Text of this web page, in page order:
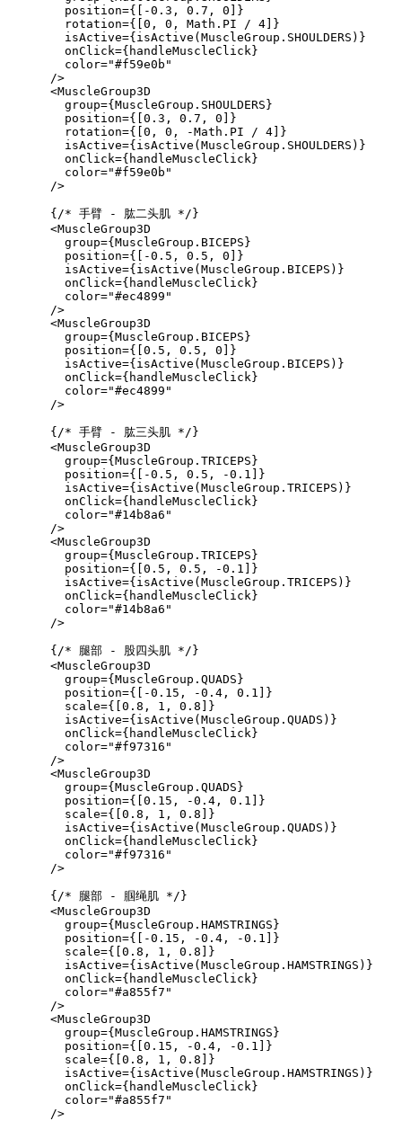
        position={[-0.3, 0.7, 0]}
        rotation={[0, 0, Math.PI / 4]}
        isActive={isActive(MuscleGroup.SHOULDERS)}
        onClick={handleMuscleClick}
        color="#f59e0b"
      />
      <MuscleGroup3D
        group={MuscleGroup.SHOULDERS}
        position={[0.3, 0.7, 0]}
        rotation={[0, 0, -Math.PI / 4]}
        isActive={isActive(MuscleGroup.SHOULDERS)}
        onClick={handleMuscleClick}
        color="#f59e0b"
      />
      {/* 手臂 - 肱二头肌 */}
      <MuscleGroup3D
        group={MuscleGroup.BICEPS}
        position={[-0.5, 0.5, 0]}
        isActive={isActive(MuscleGroup.BICEPS)}
        onClick={handleMuscleClick}
        color="#ec4899"
      />
      <MuscleGroup3D
        group={MuscleGroup.BICEPS}
        position={[0.5, 0.5, 0]}
        isActive={isActive(MuscleGroup.BICEPS)}
        onClick={handleMuscleClick}
        color="#ec4899"
      />
      {/* 手臂 - 肱三头肌 */}
      <MuscleGroup3D
        group={MuscleGroup.TRICEPS}
        position={[-0.5, 0.5, -0.1]}
        isActive={isActive(MuscleGroup.TRICEPS)}
        onClick={handleMuscleClick}
        color="#14b8a6"
      />
      <MuscleGroup3D
        group={MuscleGroup.TRICEPS}
        position={[0.5, 0.5, -0.1]}
        isActive={isActive(MuscleGroup.TRICEPS)}
        onClick={handleMuscleClick}
        color="#14b8a6"
      />
      {/* 腿部 - 股四头肌 */}
      <MuscleGroup3D
        group={MuscleGroup.QUADS}
        position={[-0.15, -0.4, 0.1]}
        scale={[0.8, 1, 0.8]}
        isActive={isActive(MuscleGroup.QUADS)}
        onClick={handleMuscleClick}
        color="#f97316"
      />
      <MuscleGroup3D
        group={MuscleGroup.QUADS}
        position={[0.15, -0.4, 0.1]}
        scale={[0.8, 1, 0.8]}
        isActive={isActive(MuscleGroup.QUADS)}
        onClick={handleMuscleClick}
        color="#f97316"
      />
      {/* 腿部 - 腘绳肌 */}
      <MuscleGroup3D
        group={MuscleGroup.HAMSTRINGS}
        position={[-0.15, -0.4, -0.1]}
        scale={[0.8, 1, 0.8]}
        isActive={isActive(MuscleGroup.HAMSTRINGS)}
        onClick={handleMuscleClick}
        color="#a855f7"
      />
      <MuscleGroup3D
        group={MuscleGroup.HAMSTRINGS}
        position={[0.15, -0.4, -0.1]}
        scale={[0.8, 1, 0.8]}
        isActive={isActive(MuscleGroup.HAMSTRINGS)}
        onClick={handleMuscleClick}
        color="#a855f7"
      />